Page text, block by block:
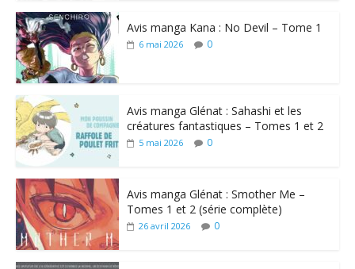
Avis manga Kana : No Devil – Tome 1
6 mai 2026 0
Avis manga Glénat : Sahashi et les
créatures fantastiques – Tomes 1 et 2
5 mai 2026 0
Avis manga Glénat : Smother Me –
Tomes 1 et 2 (série complète)
26 avril 2026 0